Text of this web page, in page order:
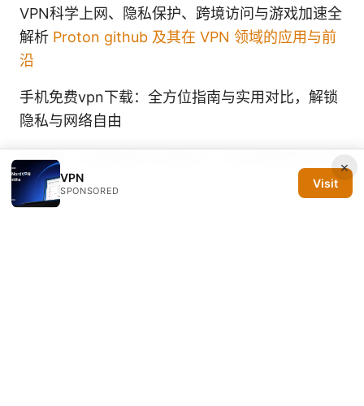
VPN科学上网、隐私保护、跨境访问与游戏加速全
解析 Proton github 及其在 VPN 领域的应用与前
沿
手机免费vpn下载：全方位指南与实用对比，解锁
隐私与网络自由
加速器：全面指南与实用技巧，提升网络体验与隐
私保护
×
VPN
SPONSORED
Visit